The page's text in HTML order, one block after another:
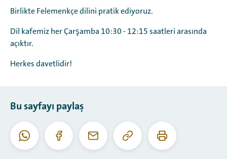
Birlikte Felemenkçe dilini pratik ediyoruz.
Dil kafemiz her Çarşamba 10:30 - 12:15 saatleri arasında
açıktır.
Herkes davetlidir!
Bu sayfayı paylaş
WhatsappFacebookE-
Bu
URL'yi
Bu
sayfayı